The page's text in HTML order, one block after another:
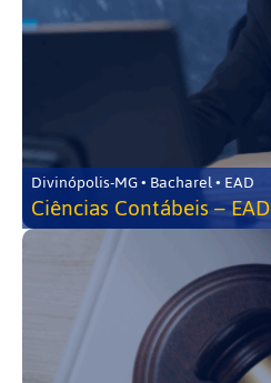
Divinópolis-MG • Bacharel • EAD
Ciências Contábeis – EAD